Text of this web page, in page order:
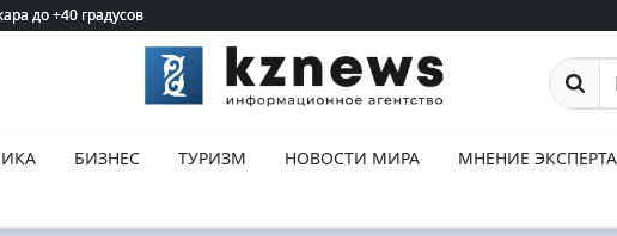
до +40 градусов
до +40 градусов
Поиск
БИЗНЕС ТУРИЗМ НОВОСТИ МИРА
МНЕНИЕ ЭКСПЕРТА